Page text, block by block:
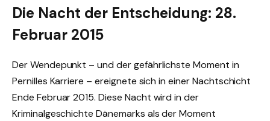
Die Nacht der Entscheidung: 28.
Februar 2015
Der Wendepunkt – und der gefährlichste Moment in
Pernilles Karriere – ereignete sich in einer Nachtschicht
Ende Februar 2015. Diese Nacht wird in der
Kriminalgeschichte Dänemarks als der Moment